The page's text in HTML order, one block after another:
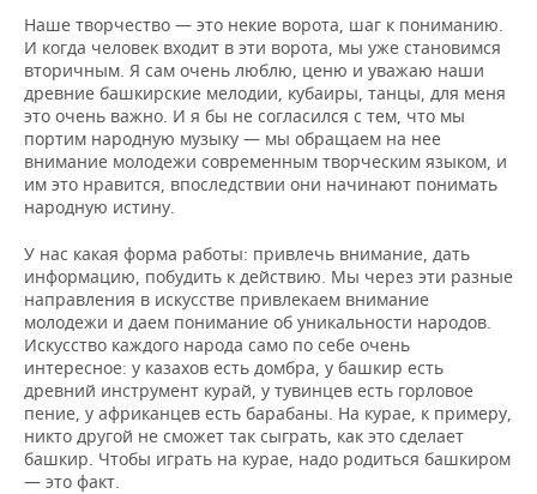
Наше творчество — это некие ворота, шаг к пониманию.
И когда человек входит в эти ворота, мы уже становимся
вторичным. Я сам очень люблю, ценю и уважаю наши
древние башкирские мелодии, кубаиры, танцы, для меня
это очень важно. И я бы не согласился с тем, что мы
портим народную музыку — мы обращаем на нее
внимание молодежи современным творческим языком, и
им это нравится, впоследствии они начинают понимать
народную истину.
У нас какая форма работы: привлечь внимание, дать
информацию, побудить к действию. Мы через эти разные
направления в искусстве привлекаем внимание
молодежи и даем понимание об уникальности народов.
Искусство каждого народа само по себе очень
интересное: у казахов есть домбра, у башкир есть
древний инструмент курай, у тувинцев есть горловое
пение, у африканцев есть барабаны. На курае, к примеру,
никто другой не сможет так сыграть, как это сделает
башкир. Чтобы играть на курае, надо родиться башкиром
— это факт.